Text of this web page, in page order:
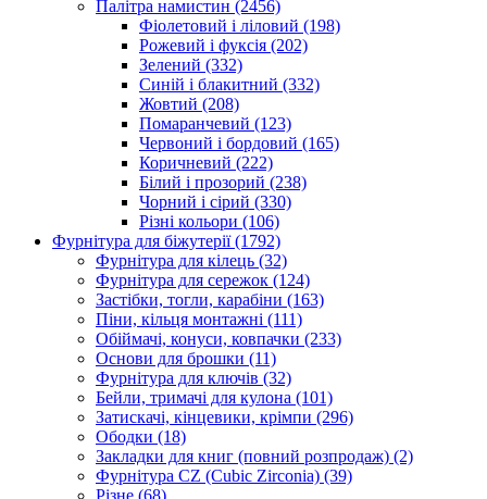
Палітра намистин (2456)
Фіолетовий і ліловий (198)
Рожевий і фуксія (202)
Зелений (332)
Синій і блакитний (332)
Жовтий (208)
Помаранчевий (123)
Червоний і бордовий (165)
Коричневий (222)
Білий і прозорий (238)
Чорний і сірий (330)
Різні кольори (106)
Фурнітура для біжутерії(1792)
Фурнітура для кілець (32)
Фурнітура для сережок (124)
Застібки, тогли, карабіни (163)
Піни, кільця монтажні (111)
Обіймачі, конуси, ковпачки (233)
Основи для брошки (11)
Фурнітура для ключів (32)
Бейли, тримачі для кулона (101)
Затискачі, кінцевики, крімпи (296)
Ободки (18)
Закладки для книг (повний розпродаж) (2)
Фурнітура CZ (Cubic Zirconia) (39)
Різне (68)